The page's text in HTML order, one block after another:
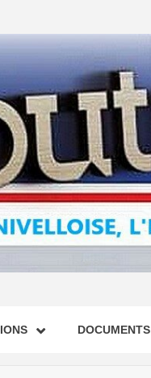
DOCUMENTS